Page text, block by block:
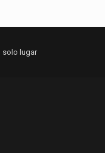
solo lugar